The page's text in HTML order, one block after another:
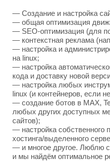
— Создание и настройка
— общая оптимизация
— SEO-оптимизация (для
— контекстная реклама
— настройка и
на linux;
— настройка
кода и доставку новой
— настройка любых
linux (и контейнеров, если
— создание ботов в MAX,
любых других доступных
сайтов);
— настройка собственного
хостинга/выделенного
— и многое другое. Люблю
и мы найдём оптимальное